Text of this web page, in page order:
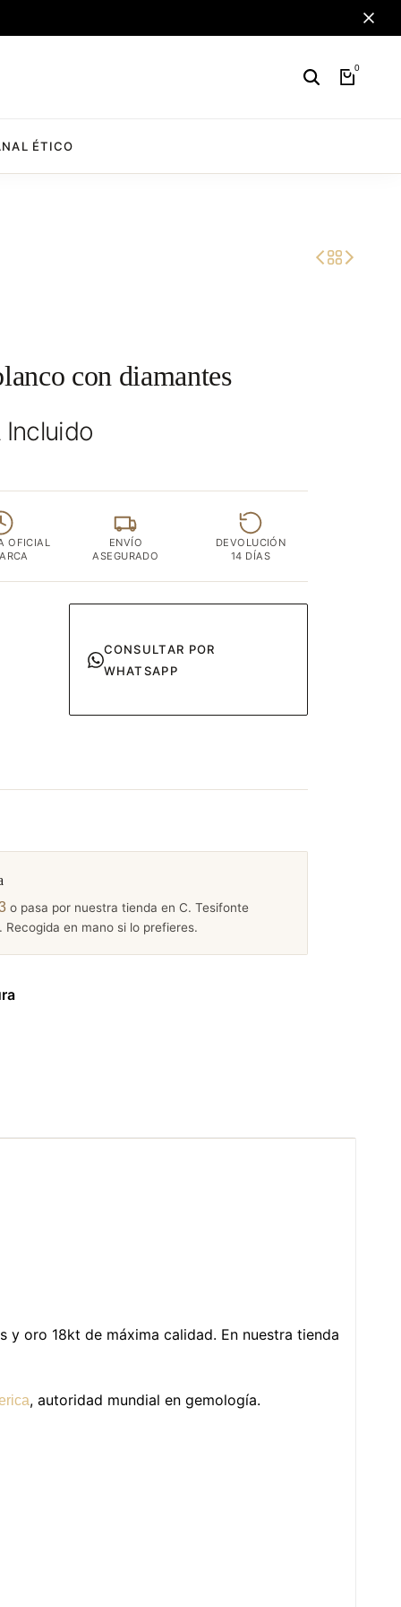
0
ÉTICO
con diamantes
Incluido
OFICIAL
ENVÍO
ASEGURADO
DEVOLUCIÓN
14 DÍAS
CONSULTAR POR
WHATSAPP
o pasa por nuestra tienda en C. Tesifonte
en mano si lo prefieres.
y oro 18kt de máxima calidad. En nuestra tienda
, autoridad mundial en gemología.